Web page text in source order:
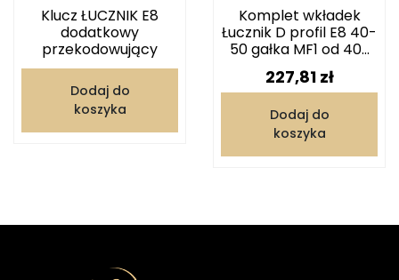
Klucz ŁUCZNIK E8
dodatkowy
przekodowujący
Dodaj do
koszyka
Komplet wkładek
Łucznik D profil E8 40-
50 gałka MF1 od 40...
Cena
227,81 zł
Dodaj do
koszyka